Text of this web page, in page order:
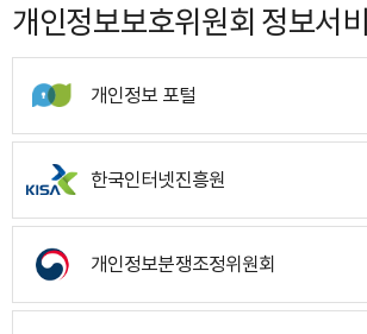
개인정보보호위원회 정보서
개인정보 포털
한국인터넷진흥원
개인정보분쟁조정위원회